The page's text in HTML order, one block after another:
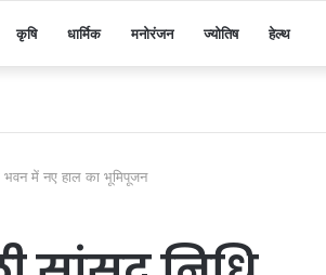
कृषि धार्मिक मनोरंजन ज्योतिष हेल्थ
भवन में नए हाल का भूमिपूजन